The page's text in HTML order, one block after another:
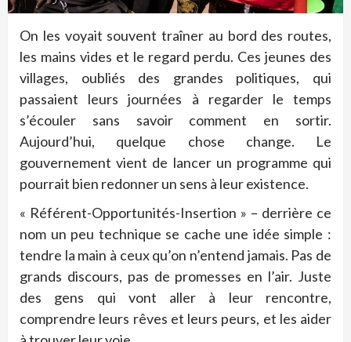
On les voyait souvent traîner au bord des routes,
les mains vides et le regard perdu. Ces jeunes des
villages, oubliés des grandes politiques, qui
passaient leurs journées à regarder le temps
s’écouler sans savoir comment en sortir.
Aujourd’hui, quelque chose change. Le
gouvernement vient de lancer un programme qui
pourrait bien redonner un sens à leur existence.
« Référent-Opportunités-Insertion » – derrière ce
nom un peu technique se cache une idée simple :
tendre la main à ceux qu’on n’entend jamais. Pas de
grands discours, pas de promesses en l’air. Juste
des gens qui vont aller à leur rencontre,
comprendre leurs rêves et leurs peurs, et les aider